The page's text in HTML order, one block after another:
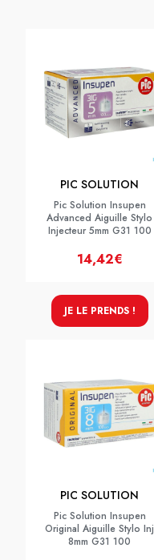
PIC SOLUTION
Pic Solution Insupen
Advanced Aiguille Stylo
Injecteur 5mm G31 100
14,42€
JE LE PRENDS !
PIC SOLUTION
Pic Solution Insupen
Original Aiguille Stylo Inj
8mm G31 100